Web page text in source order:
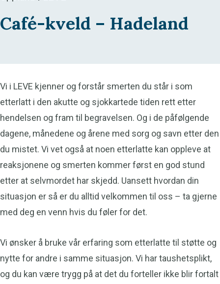
Café-kveld – Hadeland
Vi i LEVE kjenner og forstår smerten du står i som
etterlatt i den akutte og sjokkartede tiden rett etter
hendelsen og fram til begravelsen. Og i de påfølgende
dagene, månedene og årene med sorg og savn etter den
du mistet. Vi vet også at noen etterlatte kan oppleve at
reaksjonene og smerten kommer først en god stund
etter at selvmordet har skjedd. Uansett hvordan din
situasjon er så er du alltid velkommen til oss – ta gjerne
med deg en venn hvis du føler for det.
Vi ønsker å bruke vår erfaring som etterlatte til støtte og
nytte for andre i samme situasjon. Vi har taushetsplikt,
og du kan være trygg på at det du forteller ikke blir fortalt